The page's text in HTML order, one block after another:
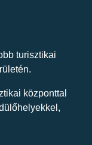
turisztikai
központtal